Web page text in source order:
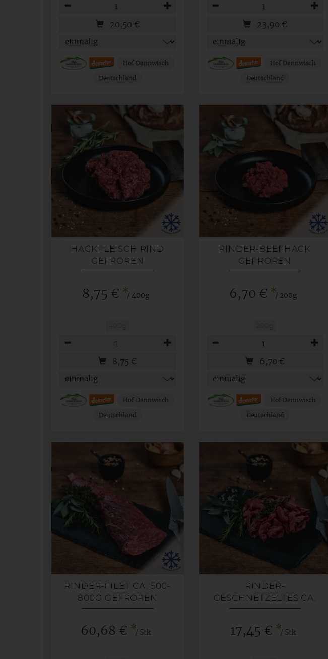
20,50 €
Hof Dannwisch
Deutschland
23,90 €
Hof Dannwisch
Deutschland
HACKFLEISCH RIND
GEFROREN
8,75 € */ 400g
8,75 €
Hof Dannwisch
Deutschland
RINDER-BEEFHACK
GEFROREN
6,70 € */ 200g
6,70 €
Hof Dannwisch
Deutschland
RINDER-FILET CA. 500-
800G GEFROREN
60,68 € */ Stk
RINDER-
GESCHNETZELTES CA.
500G GEFROREN
17,45 € */ Stk